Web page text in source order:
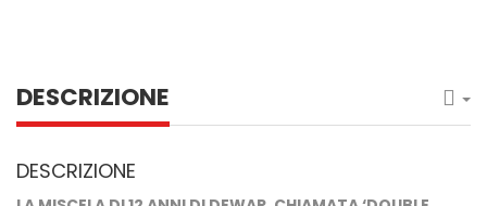
DESCRIZIONE
DESCRIZIONE